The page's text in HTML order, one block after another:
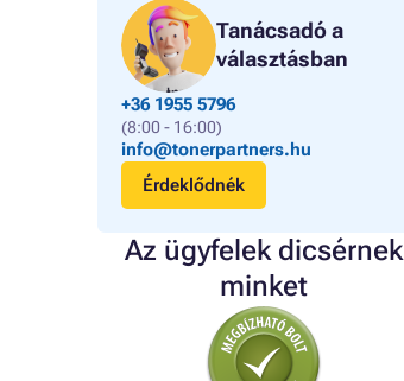
Tanácsadó a
választásban
+36 1955 5796
(8:00 - 16:00)
info@tonerpartners.hu
Érdeklődnék
Az ügyfelek dicsérnek
minket